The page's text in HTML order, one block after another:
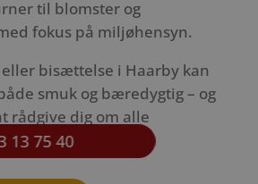
til blomster og
fokus på miljøhensyn.
eller bisættelse i Haarby kan
smuk og bæredygtig – og
rådgive dig om alle
13 75 40